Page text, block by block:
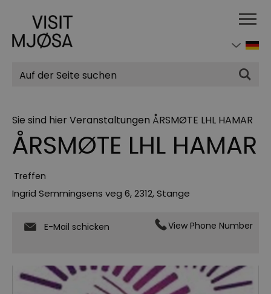
Suchen
Sie sind hier Veranstaltungen ÅRSMØTE LHL HAMAR
ÅRSMØTE LHL HAMAR
Treffen
Ingrid Semmingsens veg 6,2312,Stange
E-Mail schicken View Phone Number